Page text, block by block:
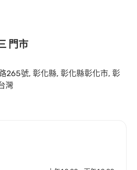
門市
265號, 彰化縣, 彰化縣彰化市, 彰
灣